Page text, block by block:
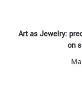
Art as Jewelry:
on